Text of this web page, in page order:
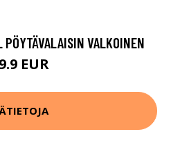
PÖYTÄVALAISIN VALKOINEN
EUR